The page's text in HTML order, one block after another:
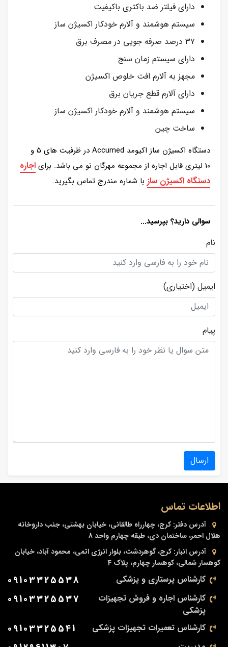
دارای فیلتر ضد باکتری باکیفیت
سیستم هوشمند و آلارم خودکار اکسیژن ساز
۳۷ درصد صرفه جویی در مصرف برق
دارای سیستم زمان سنج
مجهز به آلارم افت خلوص اکسیژن
دارای آلارم قطع جریان برق
سیستم هوشمند و آلارم خودکار اکسیژن ساز
ساخت چین
دستگاه اکسیژن ساز اکیومد Accumed در ظرفیت های 5 و
10 لیتری قابل اجاره از مجموعه مهرگان نو می باشد. برای
اجاره
دستگاه اکسیژن ساز با شماره مندرج تماس بگیرید.
سوالی دارید؟ بپرسید...
نام
ایمیل (اختیاری)
پیام
ارسال
اطلاعات تماس
آدرس دفتر: کرج، چهارراه طالقانی، خیابان بهشتی، جنب داروخانه
هلال احمر، ساختمان دی، طبقه چهارم واحد 8
آدرس انبار: کرج، گوهردشت، بلوار انرژی اتمی، محمود آباد، خیابان
کوهسار شمالی، کوهسار چهارم، پلاک 4
کارشناس پرستاری و پزشکی 09103325538
کارشناس اجاره و فروش تجهیزات
پزشکی
09103325537
کارشناس تعمیرات تجهیزات پزشکی 09103325541